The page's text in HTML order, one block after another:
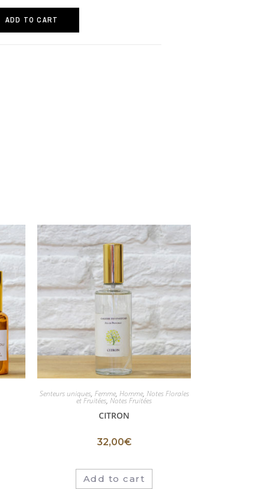
ADD TO CART
Senteurs uniques, Femme, Homme, Notes Florales
et Fruitées, Notes Fruitées
CITRON
32,00€
Add to cart